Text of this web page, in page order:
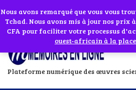
Abonnes toi à notre chaîne WhatsApp en cliquant
Plateforme numérique des œuvres
Si vous avez besoin d'assistance
+229 01 95 33 60 26
Nous avons remarqué que vous vous
Tchad. Nous avons mis à jour nos prix
CFA pour faciliter votre processus
ouest-africain à la